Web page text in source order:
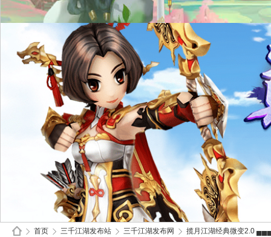
首页 三千江湖发布站 三千江湖发布网 揽月江湖经典微变2.0